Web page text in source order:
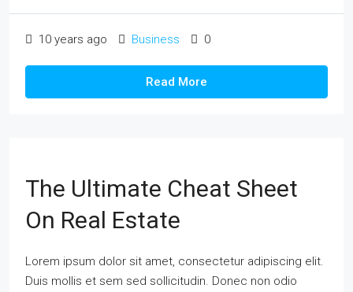
10 years ago Business 0
Read More
The Ultimate Cheat Sheet
On Real Estate
Lorem ipsum dolor sit amet, consectetur adipiscing elit.
Duis mollis et sem sed sollicitudin. Donec non odio